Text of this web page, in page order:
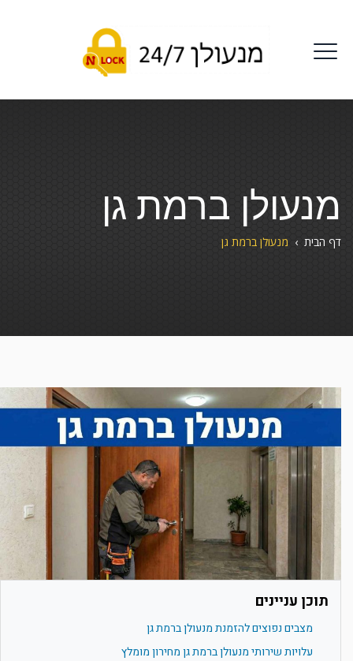
מנעולן ברמת גן
דף הבית › מנעולן ברמת גן
תוכן עניינים
מצבים נפוצים להזמנת מנעולן ברמת גן
עלויות שירותי מנעולן ברמת גן מחירון מומלץ